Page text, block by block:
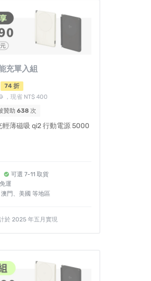
充單入組
74 折
，現省 NT$ 400
贊助638 次
輕薄磁吸 qi2 行動電源 5000
可選 7-11 取貨
運
門、美國 等地區
於 2025 年五月實現